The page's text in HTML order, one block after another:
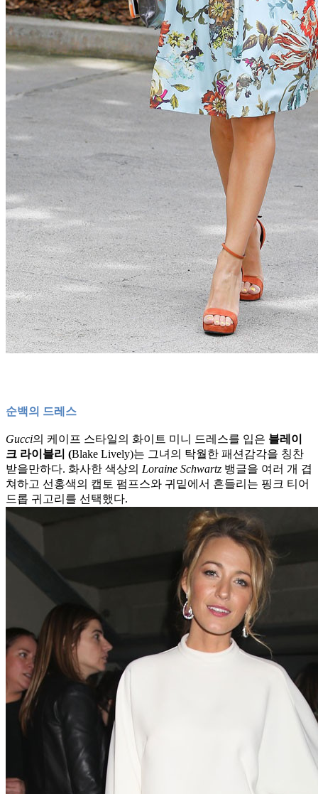
순백의 드레스
Gucci의 케이프 스타일의 화이트 미니 드레스를 입은 블레이
크 라이블리 (Blake Lively)는 그녀의 탁월한 패션감각을 칭찬
받을만하다. 화사한 색상의 Loraine Schwartz 뱅글을 여러 개 겹
쳐하고 선홍색의 캡토 펌프스와 귀밑에서 흔들리는 핑크 티어
드롭 귀고리를 선택했다.